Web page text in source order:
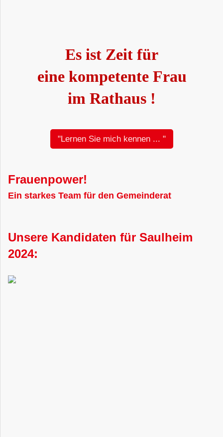
Es ist Zeit für
eine kompetente Frau
im Rathaus !
"Lernen Sie mich kennen ... "
Frauenpower!
Ein starkes Team für den Gemeinderat
Unsere Kandidaten für Saulheim
2024: